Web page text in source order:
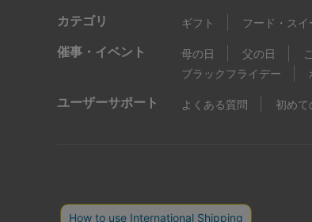
カテゴリ ギフト フード・スイ
催事・イベント 母の日 父の日
ブラックフライデー
ユーザーサポート よくある質問 初め